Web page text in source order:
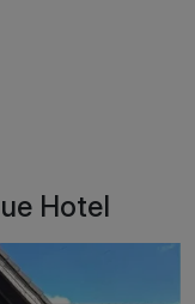
Hotel